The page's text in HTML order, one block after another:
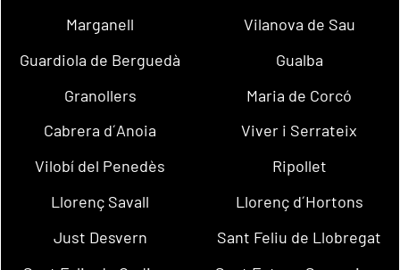
Marganell
Vilanova de Sau
Guardiola de Berguedà
Gualba
Granollers
Maria de Corcó
Cabrera d´Anoia
Viver i Serrateix
Vilobí del Penedès
Ripollet
Llorenç Savall
Llorenç d´Hortons
Just Desvern
Sant Feliu de Llobregat